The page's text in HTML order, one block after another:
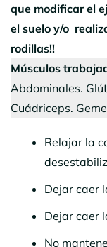
que modificar el
el suelo y/o
rodillas!!
Músculos
Abdominales.
Cuádriceps.
Relajar la
Dejar caer
Dejar caer
No